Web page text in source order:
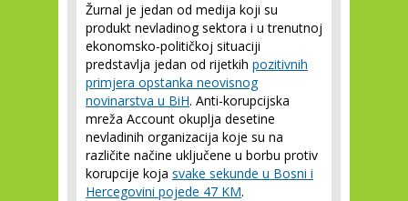
Žurnal je jedan od medija koji su
produkt nevladinog sektora i u trenutnoj
ekonomsko-političkoj situaciji
predstavlja jedan od rijetkih pozitivnih
primjera opstanka neovisnog
novinarstva u BiH. Anti-korupcijska
mreža Account okuplja desetine
nevladinih organizacija koje su na
različite načine uključene u borbu protiv
korupcije koja svake sekunde u Bosni i
Hercegovini pojede 47 KM.